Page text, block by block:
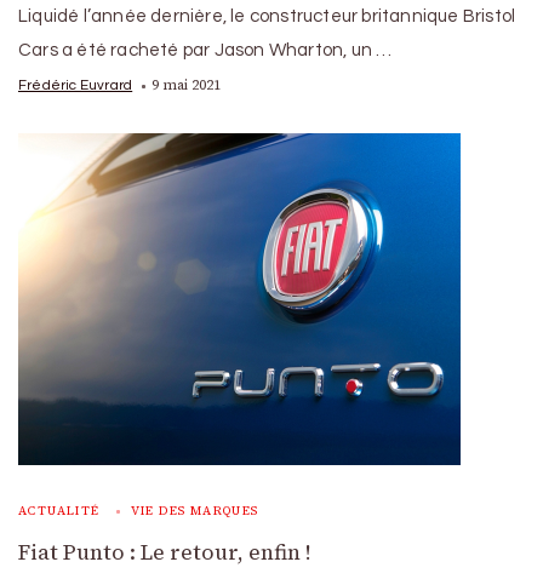
Liquidé l’année dernière, le constructeur britannique Bristol
Cars a été racheté par Jason Wharton, un …
Frédéric Euvrard 9 mai 2021
ACTUALITÉ VIE DES MARQUES
Fiat Punto : Le retour, enfin !